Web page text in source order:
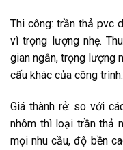
Thi công: trần thả pvc
vì trọng lượng nhẹ.
gian ngắn, trọng lượng
cấu khác của công trình.
Giá thành rẻ: so với
nhôm thì loại trần thả
mọi nhu cầu, độ bền